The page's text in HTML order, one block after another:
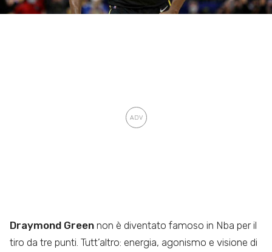
Draymond Green non è diventato famoso in Nba per il
tiro da tre punti. Tutt’altro: energia, agonismo e visione di